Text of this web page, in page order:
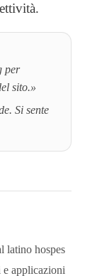
per
sito.»
Si sente
latino hospes
e applicazioni